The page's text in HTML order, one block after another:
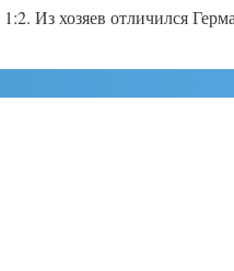
Из хозяев отличился